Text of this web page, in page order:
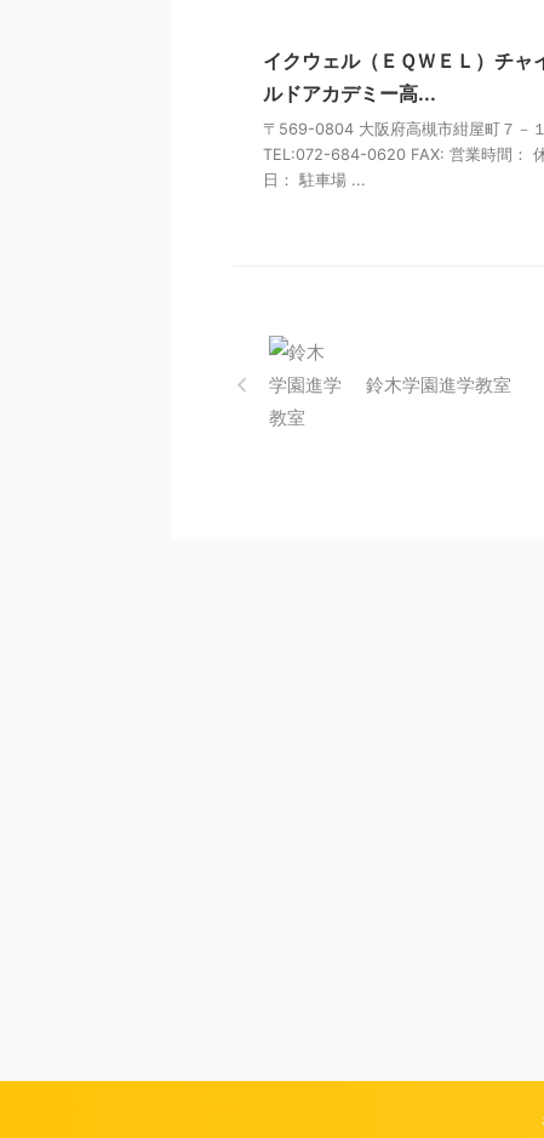
イクウェル（ＥＱＷＥＬ）チャ
ルドアカデミー高...
〒569-0804 大阪府高槻市紺屋町７－
TEL:072-684-0620 FAX: 営業時間：
日： 駐車場 ...
鈴木学園進学教室